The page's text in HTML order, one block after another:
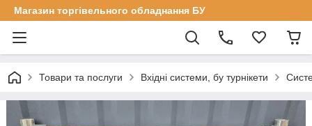
Магазин торгівельного обладнання БУ
Товари та послуги Вхідні системи, бу турнікети